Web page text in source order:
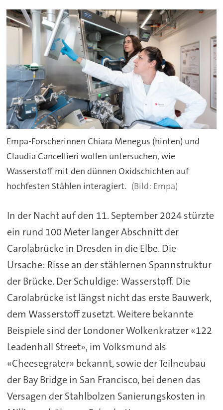
Empa-Forscherinnen Chiara Menegus (hinten) und
Claudia Cancellieri wollen untersuchen, wie
Wasserstoff mit den dünnen Oxidschichten auf
hochfesten Stählen interagiert.
Empa)
In der Nacht auf den 11. September 2024 stürzte
ein rund 100 Meter langer Abschnitt der
Carolabrücke in Dresden in die Elbe. Die
Ursache: Risse an der stählernen Spannstruktur
der Brücke. Der Schuldige: Wasserstoff. Die
Carolabrücke ist längst nicht das erste Bauwerk,
dem Wasserstoff zusetzt. Weitere bekannte
Beispiele sind der Londoner Wolkenkratzer «122
Leadenhall Street», im Volksmund als
«Cheesegrater» bekannt, sowie der Teilneubau
der Bay Bridge in San Francisco, bei denen das
Versagen der Stahlbolzen Sanierungskosten in